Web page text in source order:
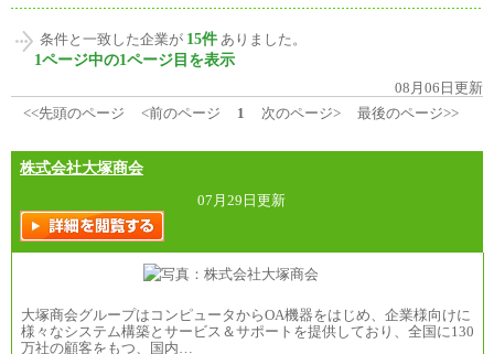
条件と一致した企業が 15件 ありました。
1ページ中の1ページ目を表示
08月06日更新
<<先頭のページ
<前のページ 1 次のページ> 最後のページ>>
株式会社大塚商会
07月29日更新
大塚商会グループはコンピュータからOA機器をはじめ、企業様向けに
様々なシステム構築とサービス＆サポートを提供しており、全国に130
万社の顧客をもつ、国内…